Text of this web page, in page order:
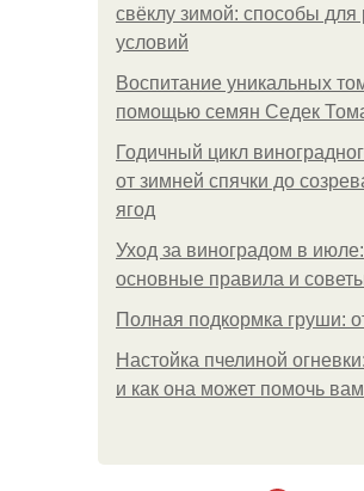
свёклу зимой: способы для
условий
Воспитание уникальных
помощью семян Седек
Годичный цикл
от зимней спячки до
ягод
Уход за виноградом в июле:
основные правила и
Полная подкормка груши:
Настойка пчелиной
и как она может помочь вам